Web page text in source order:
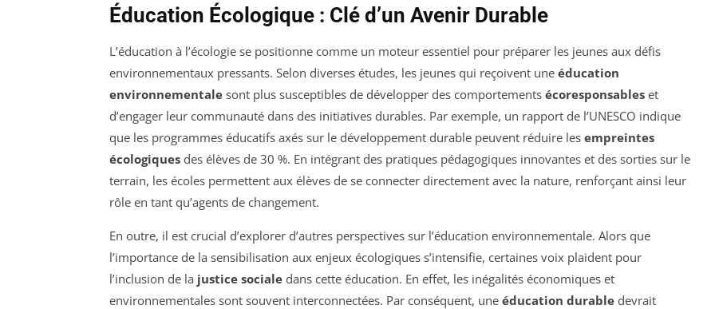
Éducation Écologique : Clé d’un Avenir Durable
L’éducation à l’écologie se positionne comme un moteur essentiel pour préparer les jeunes aux défis
environnementaux pressants. Selon diverses études, les jeunes qui reçoivent une éducation
environnementale sont plus susceptibles de développer des comportements écoresponsables et
d’engager leur communauté dans des initiatives durables. Par exemple, un rapport de l’UNESCO indique
que les programmes éducatifs axés sur le développement durable peuvent réduire les empreintes
écologiques des élèves de 30 %. En intégrant des pratiques pédagogiques innovantes et des sorties sur le
terrain, les écoles permettent aux élèves de se connecter directement avec la nature, renforçant ainsi leur
rôle en tant qu’agents de changement.
En outre, il est crucial d’explorer d’autres perspectives sur l’éducation environnementale. Alors que
l’importance de la sensibilisation aux enjeux écologiques s’intensifie, certaines voix plaident pour
l’inclusion de la justice sociale dans cette éducation. En effet, les inégalités économiques et
environnementales sont souvent interconnectées. Par conséquent, une éducation durable devrait